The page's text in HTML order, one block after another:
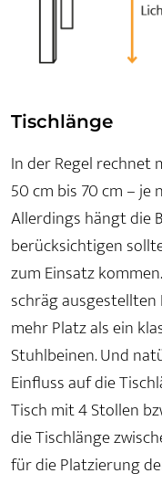
Tischlänge
In der Regel rechnet
50 cm bis 70 cm – je
Allerdings hängt die
berücksichtigen
zum Einsatz
schräg
mehr Platz als ein
Stuhlbeinen. Und
Einfluss auf die
Tisch mit 4 Stollen
die Tischlänge
für die Platzierung